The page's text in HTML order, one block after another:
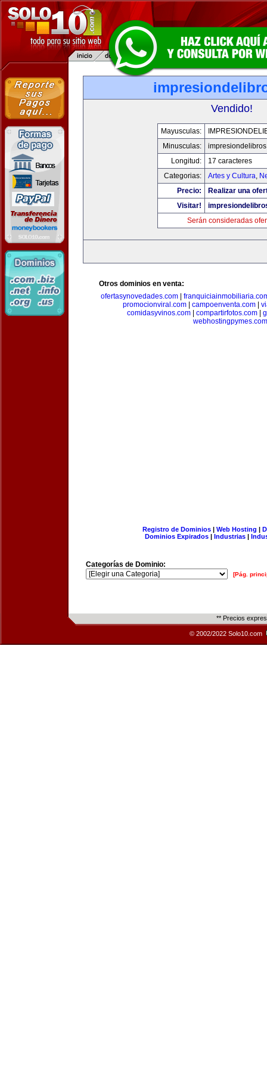
Vendido!
Mayusculas:
Minusculas:
Longitud:
17 caracteres
Categorias:
Artes y Cultura,
Precio:
Realizar una
Visitar!
Serán consideradas
Otros dominios en venta:
ofertasynovedades.com|
promocionviral.com
campoenventa.com
comidasyvinos.com| compartirfotos.com|
webhostingpymes.com
Registro de Dominios| Web Hosting |
Dominios Expirados | Industrias |
Categorías de Dominio:
[Pág.
** Precios
© 2002/2022 Solo10.com